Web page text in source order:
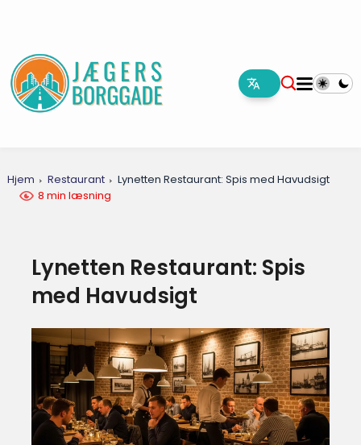
Hjem Restaurant
Lynetten Restaurant: Spis med Havudsigt
8 min læsning
Lynetten Restaurant: Spis
med Havudsigt